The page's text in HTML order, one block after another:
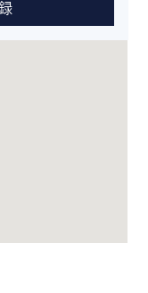
の目安であり、必ず
い場合もございま